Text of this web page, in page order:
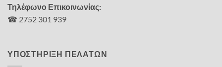
Τηλέφωνο Επικοινωνίας:
☎ 2752 301 939
ΥΠΟΣΤΗΡΙΞΗ ΠΕΛΑΤΩΝ